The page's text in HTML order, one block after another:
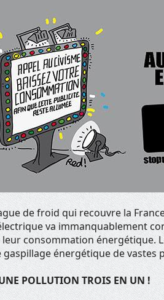
de froid qui recouvre la
va immanquablement
consommation énergétique.
gaspillage énergétique de vastes
POLLUTION TROIS EN UN !